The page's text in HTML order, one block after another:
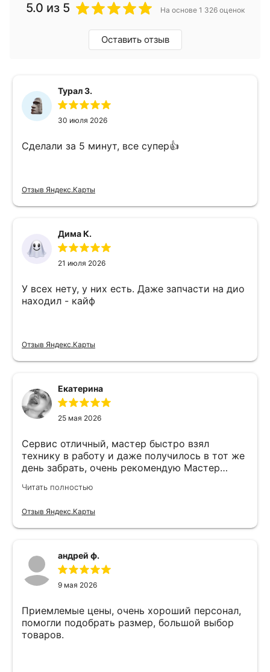
5.0 из 5 На основе 1 326 оценок
Оставить отзыв
Турал З.
30 июля 2026
Сделали за 5 минут, все супер👍
Отзыв Яндекс.Карты
Дима К.
21 июля 2026
У всех нету, у них есть. Даже запчасти на дио
находил - кайф
Отзыв Яндекс.Карты
Екатерина
25 мая 2026
Сервис отличный, мастер быстро взял
технику в работу и даже получилось в тот же
день забрать, очень рекомендую Мастер
Читать полностью
Отзыв Яндекс.Карты
андрей ф.
9 мая 2026
Приемлемые цены, очень хороший персонал,
помогли подобрать размер, большой выбор
товаров.